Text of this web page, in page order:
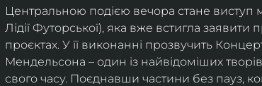
Центральною подією вечора стане виступ
Лідії Футорської), яка вже встигла
проєктах. У її виконанні прозвучить
Мендельсона – один із найвідоміших
свого часу. Поєднавши частини без пауз,